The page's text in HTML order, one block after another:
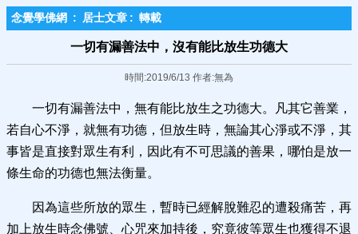
念覺學佛網 : 居士文章 : 轉載
一切有漏善法中，沒有能比放生功德大
時間:2019/6/13 作者:無為
一切有漏善法中，無有能比放生之功德大。凡其它善業，
若自心不淨，就無有功德，但放生時，無論其心淨或不淨，其
事皆是直接對眾生有利，因此有不可思議的善果，哪怕是放一
條生命的功德也無法衡量。
因為這些所放的眾生，暫時已經解脫難忍的遭殺痛苦，再
加上放生時念佛號、心咒來加持後，究竟彼等眾生也獲得不退